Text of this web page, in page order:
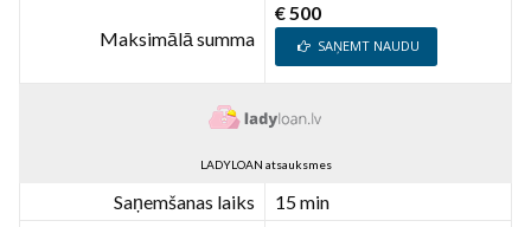
Maksimālā summa
€ 500
SAŅEMT NAUDU
LADYLOAN atsauksmes
Saņemšanas laiks
15 min